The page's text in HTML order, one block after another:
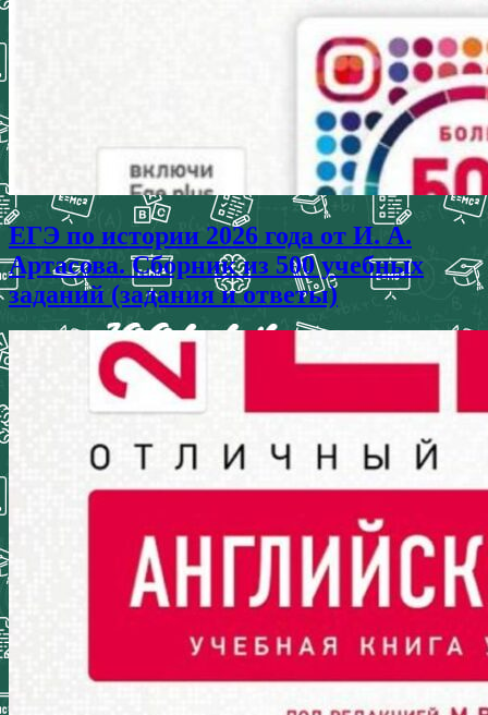
ЕГЭ по истории 2026 года от И. А.
Артасова. Сборник из 500 учебных
заданий (задания и ответы)